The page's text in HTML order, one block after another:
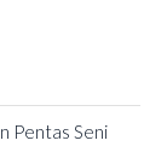
Pentas Seni